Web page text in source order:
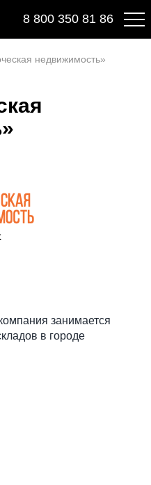
8 800 350 81 86
недвижимость»
занимается
в городе